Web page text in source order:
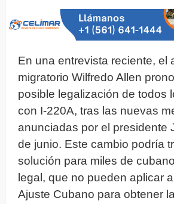
En una entrevista reciente, el
migratorio Wilfredo Allen
posible legalización de todos
con I-220A, tras las nuevas
anunciadas por el presidente
de junio. Este cambio podría
solución para miles de
legal, que no pueden aplicar
Ajuste Cubano para obtener